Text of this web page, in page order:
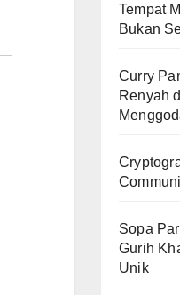
Tempat
Bukan
Curry
Renyah
Sopa
Gurih
Unik